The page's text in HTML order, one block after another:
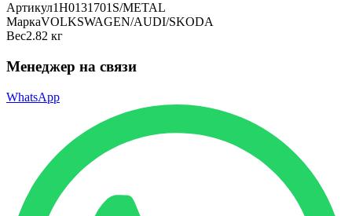
Артикул1H0131701S/METAL
МаркаVOLKSWAGEN/AUDI/SKODA
Вес2.82 кг
Менеджер на связи
WhatsApp